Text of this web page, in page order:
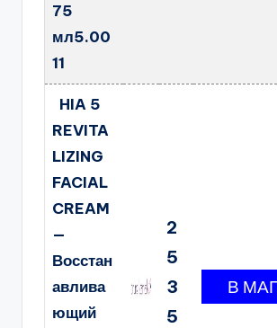
75
мл5.00
11
HIA 5
REVITA
LIZING
FACIAL
CREAM
—
Восстан
авлива
ющий
2
5
3
5